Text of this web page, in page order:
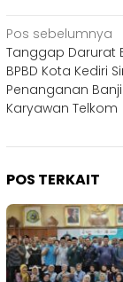
Navigasi
pos
Pos sebelumnya
Tanggap Darurat
BPBD Kota Kediri
Penanganan
Karyawan Telkom
POS TERKAIT